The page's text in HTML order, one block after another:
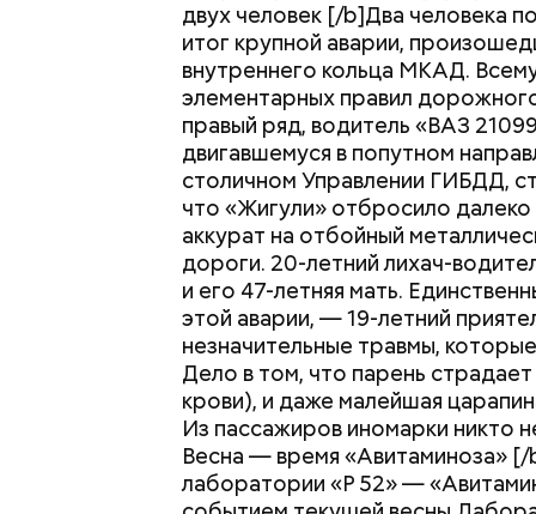
двух человек [/b]Два человека
итог крупной аварии,
внутреннего кольца МКАД.
элементарных правил
правый ряд, водитель «ВАЗ
двигавшемуся в попутном
столичном Управлении ГИБДД,
что «Жигули» отбросило далеко
аккурат на отбойный
дороги. 20-летний лихач-
и его 47-летняя мать.
этой аварии, — 19-летний
незначительные травмы,
Дело в том, что парень
крови), и даже малейшая
Из пассажиров иномарки
Весна — время «Авитаминоза»
лаборатории «Р 52» —
— Есть ли направления
Хотела спасти
мать и сын погибли
падении из окна в